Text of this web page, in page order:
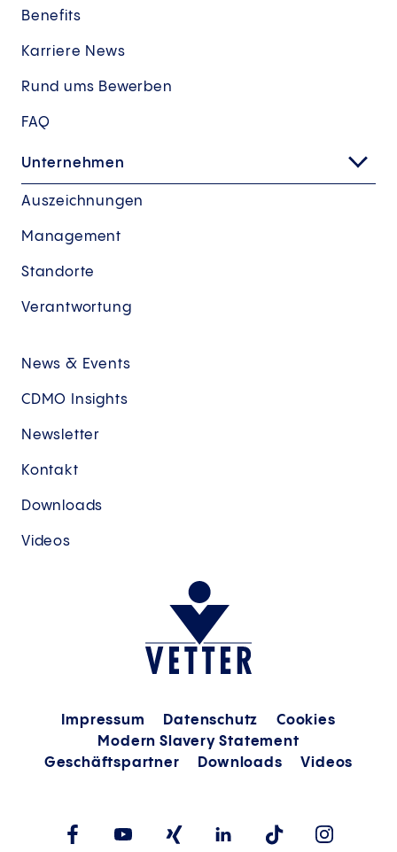
Benefits
Karriere News
Rund ums Bewerben
FAQ
Unternehmen
Auszeichnungen
Management
Standorte
Verantwortung
News & Events
CDMO Insights
Newsletter
Kontakt
Downloads
Videos
Impressum Datenschutz
Cookies
Modern Slavery Statement
Geschäftspartner
Downloads Videos